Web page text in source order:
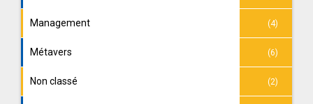
Management (4)
Métavers (6)
Non classé (2)